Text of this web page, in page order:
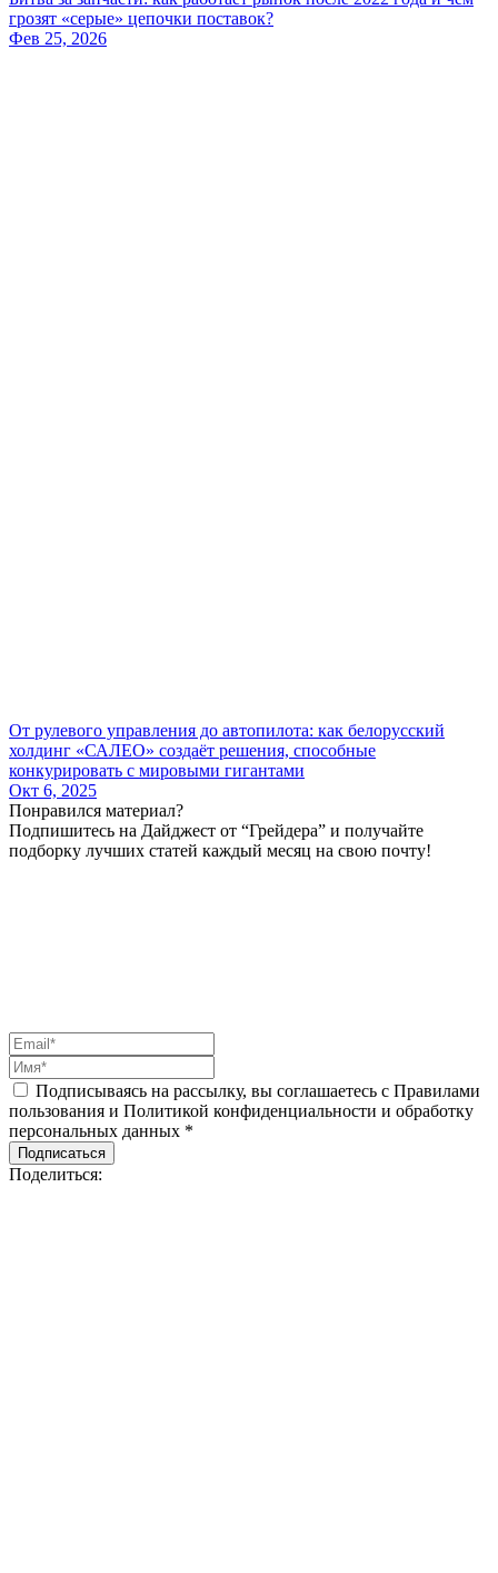
грозят «серые» цепочки поставок?
Фев 25, 2026
От рулевого управления до автопилота: как белорусский
холдинг «САЛЕО» создаёт решения, способные
конкурировать с мировыми гигантами
Окт 6, 2025
Понравился материал?
Подпишитесь на Дайджест от “Грейдера” и получайте
подборку лучших статей каждый месяц на свою почту!
Подписываясь на рассылку, вы соглашаетесь с Правилами
пользования и Политикой конфиденциальности и обработку
персональных данных *
Подписаться
Поделиться: